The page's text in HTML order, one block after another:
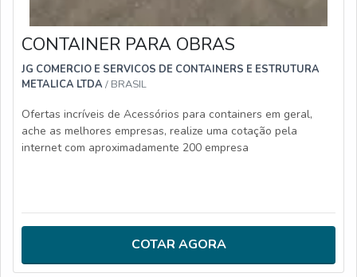
CONTAINER PARA OBRAS
JG COMERCIO E SERVICOS DE CONTAINERS E ESTRUTURA
METALICA LTDA / BRASIL
Ofertas incríveis de Acessórios para containers em geral,
ache as melhores empresas, realize uma cotação pela
internet com aproximadamente 200 empresa
COTAR AGORA